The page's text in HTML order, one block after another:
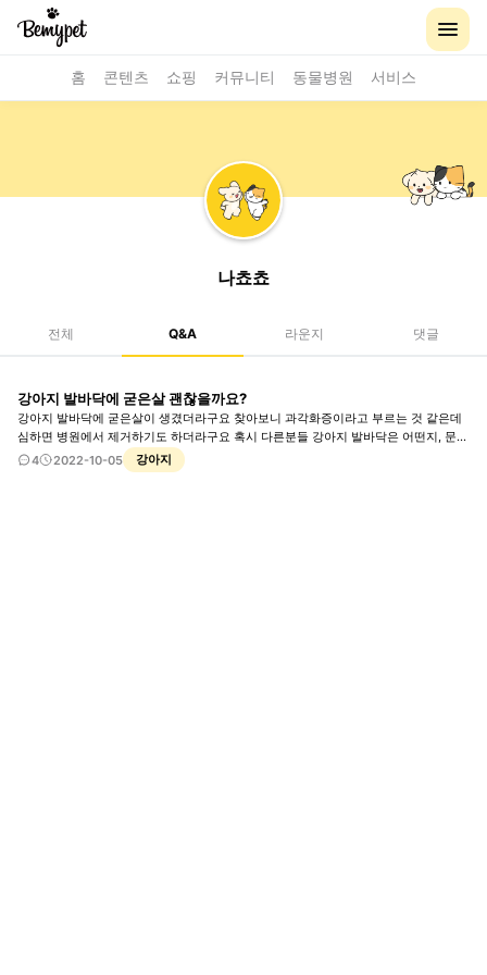
홈 콘텐츠 쇼핑 커뮤니티 동물병원 서비스
나쵸쵸
전체 Q&A 라운지 댓글
강아지 발바닥에 굳은살 괜찮을까요?
강아지 발바닥에 굳은살이 생겼더라구요 찾아보니 과각화증이라고 부르는 것 같은데
심하면 병원에서 제거하기도 하더라구요 혹시 다른분들 강아지 발바닥은 어떤지, 문제
없을지해서 질문 남깁니다 ㅠ
4 2022-10-05 강아지